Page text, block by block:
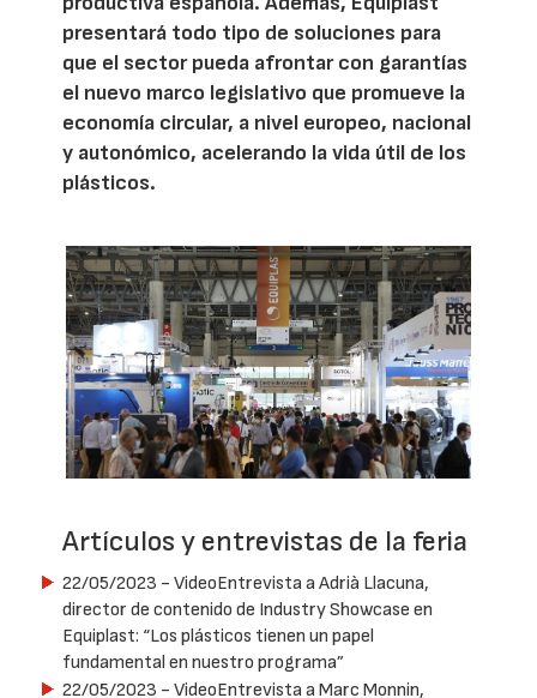
presentará todo tipo de soluciones para
que el sector pueda afrontar con garantías
el nuevo marco legislativo que promueve la
economía circular, a nivel europeo, nacional
y autonómico, acelerando la vida útil de los
plásticos.
Artículos y entrevistas de la feria
22/05/2023 - VideoEntrevista a Adrià Llacuna,
director de contenido de Industry Showcase en
Equiplast: “Los plásticos tienen un papel
fundamental en nuestro programa”
22/05/2023 - VideoEntrevista a Marc Monnin,